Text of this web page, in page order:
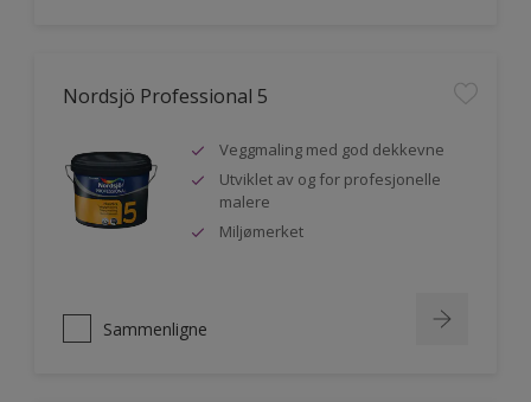
Nordsjö Professional 5
Veggmaling med god dekkevne
Utviklet av og for profesjonelle
malere
Miljømerket
Sammenligne